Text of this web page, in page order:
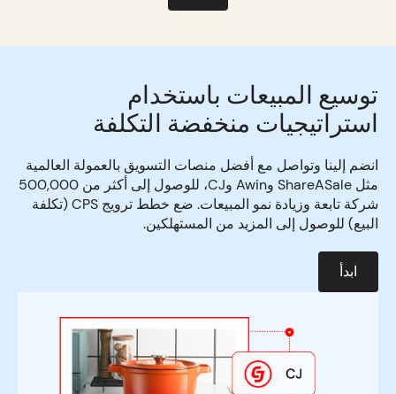
توسيع المبيعات باستخدام
استراتيجيات منخفضة التكلفة
انضم إلينا وتواصل مع أفضل منصات التسويق بالعمولة العالمية
مثل ShareASale وAwin وCJ، للوصول إلى أكثر من 500,000
شركة تابعة وزيادة نمو المبيعات. ضع خطط ترويج CPS (تكلفة
البيع) للوصول إلى المزيد من المستهلكين.
ابدأ